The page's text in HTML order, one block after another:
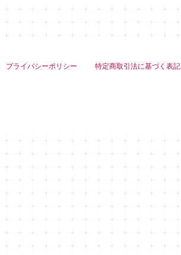
プライバシーポリシー 特定商取引法に基づく表記